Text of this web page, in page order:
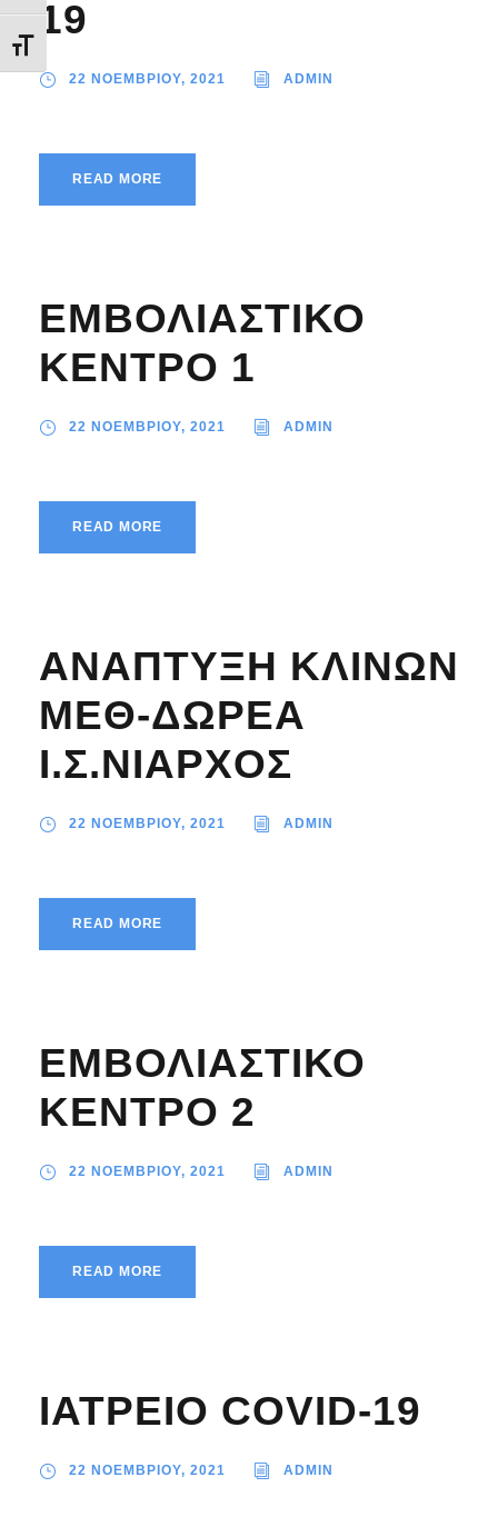
Εναλλαγή Μεγέθους Γραμμάτων
19
22 ΝΟΕΜΒΡΙΟΥ, 2021 ADMIN
READ MORE
ΕΜΒΟΛΙΑΣΤΙΚΟ
ΚΕΝΤΡΟ 1
22 ΝΟΕΜΒΡΙΟΥ, 2021 ADMIN
READ MORE
ΑΝΑΠΤΥΞΗ ΚΛΙΝΩΝ
ΜΕΘ-ΔΩΡΕΑ
Ι.Σ.ΝΙΑΡΧΟΣ
22 ΝΟΕΜΒΡΙΟΥ, 2021 ADMIN
READ MORE
ΕΜΒΟΛΙΑΣΤΙΚΟ
ΚΕΝΤΡΟ 2
22 ΝΟΕΜΒΡΙΟΥ, 2021 ADMIN
READ MORE
ΙΑΤΡΕΙΟ COVID-19
22 ΝΟΕΜΒΡΙΟΥ, 2021 ADMIN